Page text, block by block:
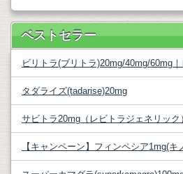
ベストセラー
ビリトラ(ブリトラ)20mg/40mg/60mg
タダライズ(tadarise)20mg
サビトラ20mg（レビトラジェネリック
【キャンペーン】フィンペシア1mg(